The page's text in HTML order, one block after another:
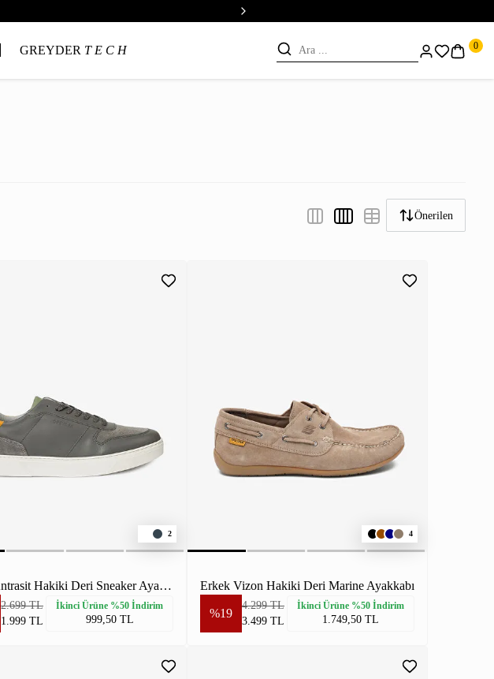
GREYDER T E C H 0
Önerilen
2
Erkek Antrasit Hakiki Deri Sneaker Ayakkabı
2.699 TL
1.999 TL
İkinci Ürüne %50 İndirim
999,50 TL
4
Erkek Vizon Hakiki Deri Marine Ayakkabı
%19
4.299 TL
3.499 TL
İkinci Ürüne %50 İndirim
1.749,50 TL